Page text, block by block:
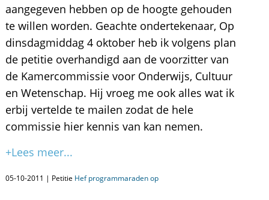
aangegeven hebben op de hoogte gehouden
te willen worden. Geachte ondertekenaar, Op
dinsdagmiddag 4 oktober heb ik volgens plan
de petitie overhandigd aan de voorzitter van
de Kamercommissie voor Onderwijs, Cultuur
en Wetenschap. Hij vroeg me ook alles wat ik
erbij vertelde te mailen zodat de hele
commissie hier kennis van kan nemen.
+Lees meer...
05-10-2011 | Petitie Hef programmaraden op